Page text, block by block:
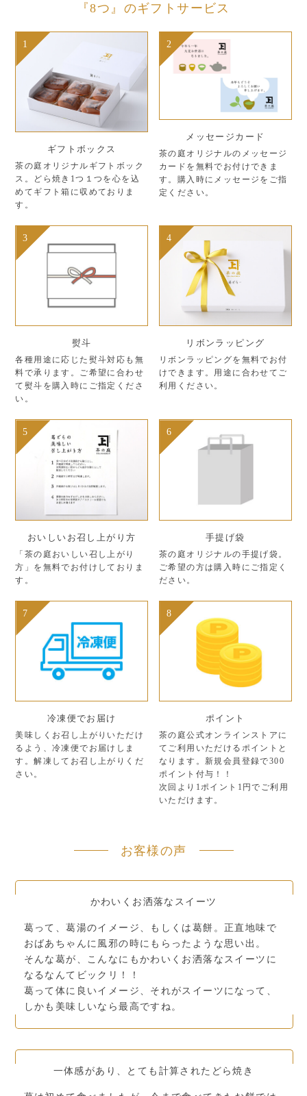
『8つ』のギフトサービス
1
ギフトボックス
茶の庭オリジナルギフトボック
ス。どら焼き1つ１つを心を込
めてギフト箱に収めておりま
す。
2
メッセージカード
茶の庭オリジナルのメッセージ
カードを無料でお付けできま
す。購入時にメッセージをご指
定ください。
3
熨斗
各種用途に応じた熨斗対応も無
料で承ります。ご希望に合わせ
て熨斗を購入時にご指定くださ
い。
4
リボンラッピング
リボンラッピングを無料でお付
けできます。用途に合わせてご
利用ください。
5
おいしいお召し上がり方
「茶の庭おいしい召し上がり
方」を無料でお付けしておりま
す。
6
手提げ袋
茶の庭オリジナルの手提げ袋。
ご希望の方は購入時にご指定く
ださい。
7
冷凍便でお届け
美味しくお召し上がりいただけ
るよう、冷凍便でお届けしま
す。解凍してお召し上がりくだ
さい。
8
ポイント
茶の庭公式オンラインストアに
てご利用いただけるポイントと
なります。新規会員登録で300
ポイント付与！！
次回より1ポイント1円でご利用
いただけます。
お客様の声
かわいくお洒落なスイーツ
葛って、葛湯のイメージ、もしくは葛餅。正直地味で
おばあちゃんに風邪の時にもらったような思い出。
そんな葛が、こんなにもかわいくお洒落なスイーツに
なるなんてビックリ！！
葛って体に良いイメージ、それがスイーツになって、
しかも美味しいなら最高ですね。
一体感があり、とても計算されたどら焼き